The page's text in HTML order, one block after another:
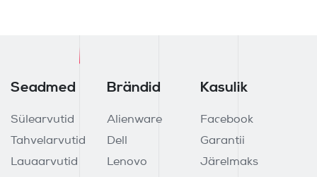
Seadmed
Sülearvutid
Tahvelarvutid
Lauaarvutid
Brändid
Alienware
Dell
Lenovo
Kasulik
Facebook
Garantii
Järelmaks